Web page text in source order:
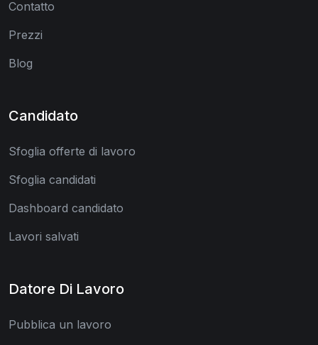
Contatto
Prezzi
Blog
Candidato
Sfoglia offerte di lavoro
Sfoglia candidati
Dashboard candidato
Lavori salvati
Datore Di Lavoro
Pubblica un lavoro